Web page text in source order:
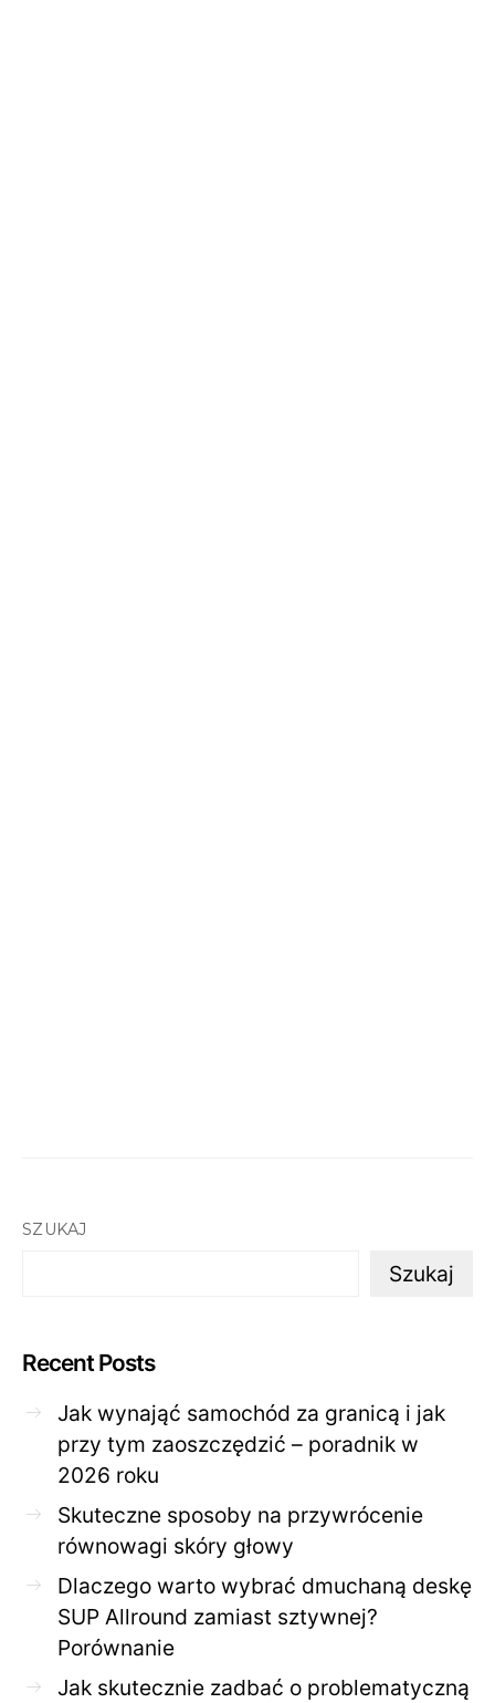
SZUKAJ
Szukaj
Recent Posts
Jak wynająć samochód za granicą i jak
przy tym zaoszczędzić – poradnik w
2026 roku
Skuteczne sposoby na przywrócenie
równowagi skóry głowy
Dlaczego warto wybrać dmuchaną deskę
SUP Allround zamiast sztywnej?
Porównanie
Jak skutecznie zadbać o problematyczną